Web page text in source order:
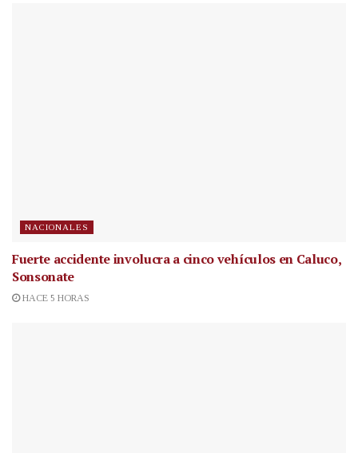
NACIONALES
Fuerte accidente involucra a cinco vehículos en Caluco,
Sonsonate
HACE 5 HORAS